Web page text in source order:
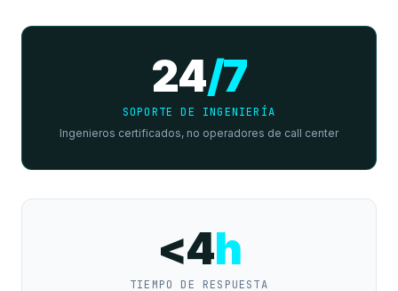
24/7
SOPORTE DE INGENIERÍA
Ingenieros certificados, no operadores de call center
<4h
TIEMPO DE RESPUESTA